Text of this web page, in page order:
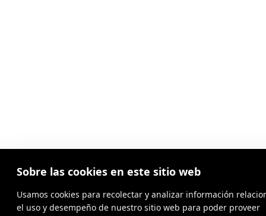
Sobre las cookies en este sitio web
Usamos cookies para recolectar y analizar información
el uso y desempeño de nuestro sitio web para poder proveer